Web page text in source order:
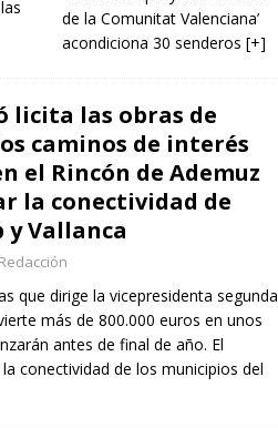
de la Comunitat Valenciana’
acondiciona 30 senderos [+]
licita las obras de
caminos de interés
el Rincón de Ademuz
la conectividad de
Vallanca
Redacción
que dirige la vicepresidenta segunda
más de 800.000 euros en unos
antes de final de año. El
conectividad de los municipios del